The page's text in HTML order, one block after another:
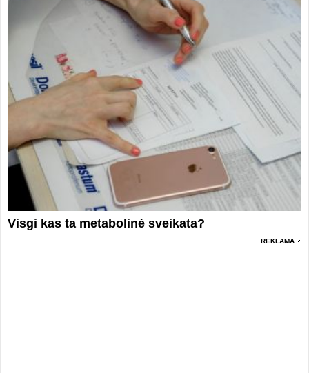
Visgi kas ta metabolinė sveikata?
REKLAMA